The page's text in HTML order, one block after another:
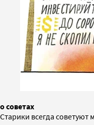
о советах
Старики всегда